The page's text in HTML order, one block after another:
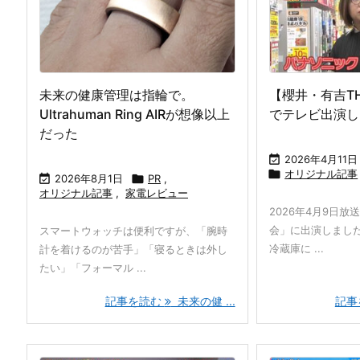
未来の健康管理は指輪で。
Ultrahuman Ring AIRが想像以上
だった
 2026年8月1日  PR ,
オリジナル記事 , 家電レビュー
スマートウォッチは便利ですが、「腕時
計を着けるのが苦手」「寝るときは外し
たい」「フォーマル ...
記事を読む 未来の健 ...
【櫻井・有吉
でテレビ出演
 2026年4月11日
 オリジナル記事
2026年4月9日放
会」に出演しまし
冷蔵庫に ...
記